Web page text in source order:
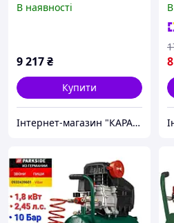
Компресори поршневі
В наявності
9 217₴
Купити
Інтернет-магазин "КАРАПУЗИК"